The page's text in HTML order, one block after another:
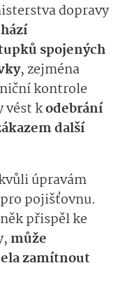
dopravy
spojených
, zejména
kontrole
vést kodebrání
další
úpravám
pojišťovnu.
přispěl ke
může
zamítnout